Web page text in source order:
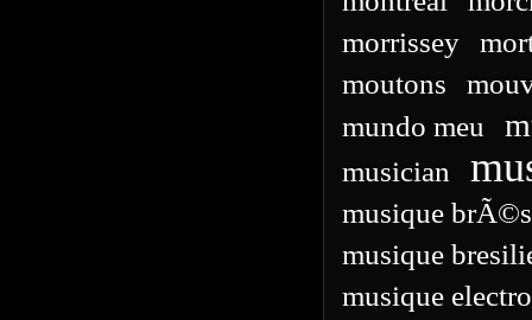
morrissey
moutons
mundo meu
musician
musique
musique
musique